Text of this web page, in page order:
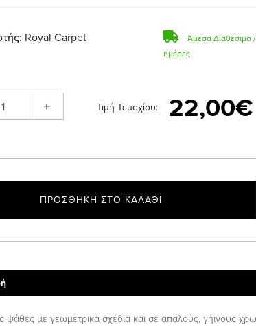
Royal Carpet
Άμεσα
ημέρες
+ Τιμή Τεμαχίου: 22,00€
ΠΡΟΣΘΉΚΗ ΣΤΟ ΚΑΛΆΘΙ
ψάθες με γεωμετρικά σχέδια και σε απαλούς, γήινους